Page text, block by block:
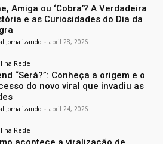
Amiga ou ‘Cobra’? A Verdadeira
e as Curiosidades do Dia da
Jornalizando - abril 28, 2026
na Rede
“Será?”: Conheça a origem e o
do novo viral que invadiu as
Jornalizando - abril 24, 2026
na Rede